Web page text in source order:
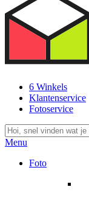
6 Winkels
Klantenservice
Fotoservice
Menu
Foto